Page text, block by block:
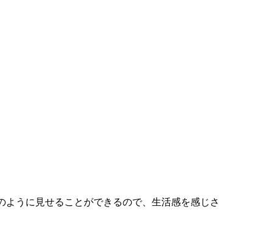
うに見せることができるので、生活感を感じさ